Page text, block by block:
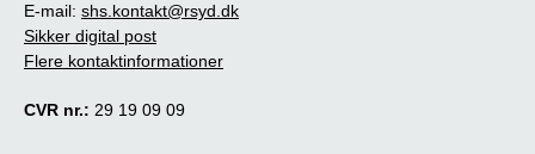
E-mail: shs.kontakt@rsyd.dk
Sikker digital post
Flere kontaktinformationer
CVR nr.: 29 19 09 09